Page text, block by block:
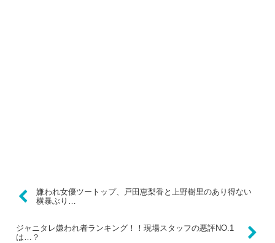
嫌われ女優ツートップ、戸田恵梨香と上野樹里のあり得ない
横暴ぶり…
ジャニタレ嫌われ者ランキング！！現場スタッフの悪評NO.1
は…？